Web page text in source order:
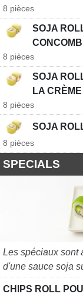
8 pièces
SOJA
8 pièces
SOJA
LA CRÈME
8 pièces
SOJA
8 pièces
SPECIALS
Les spéciaux sont
d'une sauce soja
CHIPS ROLL